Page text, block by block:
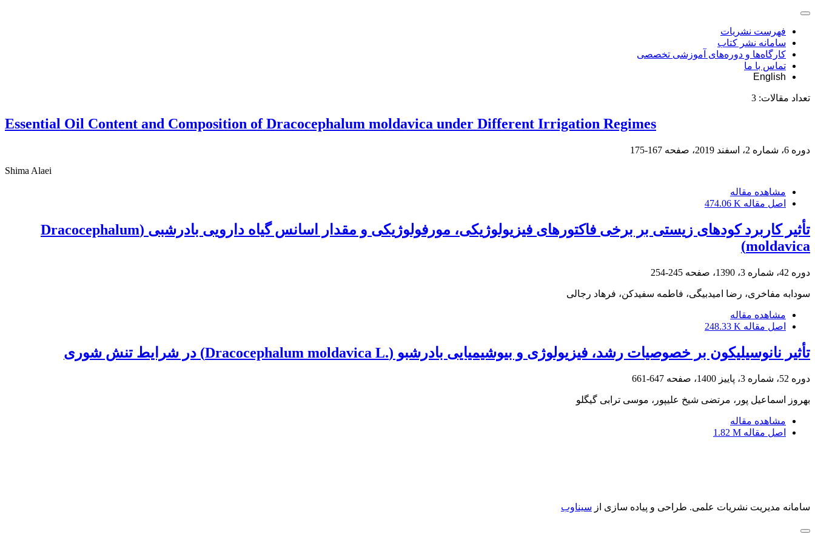
فهرست نشریات
سامانه نشر کتاب
کارگاه‌ها و دوره‌های آموزشی تخصصی
تماس با ما
English
تعداد مقالات: 3
Essential Oil Content and Composition of Dracocephalum moldavica under Different Irrigation Regimes
دوره 6، شماره 2، اسفند 2019، صفحه
167-175
Shima Alaei
مشاهده مقاله
اصل مقاله 474.06 K
تأثیر کاربرد کودهای زیستی بر برخی فاکتورهای فیزیولوژیکی، مورفولوژیکی و مقدار اسانس گیاه دارویی بادرشبی (Dracocephalum
moldavica)
دوره 42، شماره 3، 1390، صفحه 245-254
سودابه مفاخری، رضا امیدبیگی، فاطمه سفیدکن، فرهاد رجالی
مشاهده مقاله
اصل مقاله 248.33 K
‏‌تأثیر نانوسیلیکون بر خصوصیات رشد، فیزیولوژی و بیوشیمیایی بادرشبو ‏(‏Dracocephalum moldavica L.‎‏) در شرایط تنش شوری
دوره 52، شماره 3، پاییز 1400، صفحه 647-661
بهروز اسماعیل پور، مرتضی شیخ علیپور، موسی ترابی گیگلو
مشاهده مقاله
اصل مقاله 1.82 M
سامانه مدیریت نشریات علمی. طراحی و پیاده سازی از سیناوب